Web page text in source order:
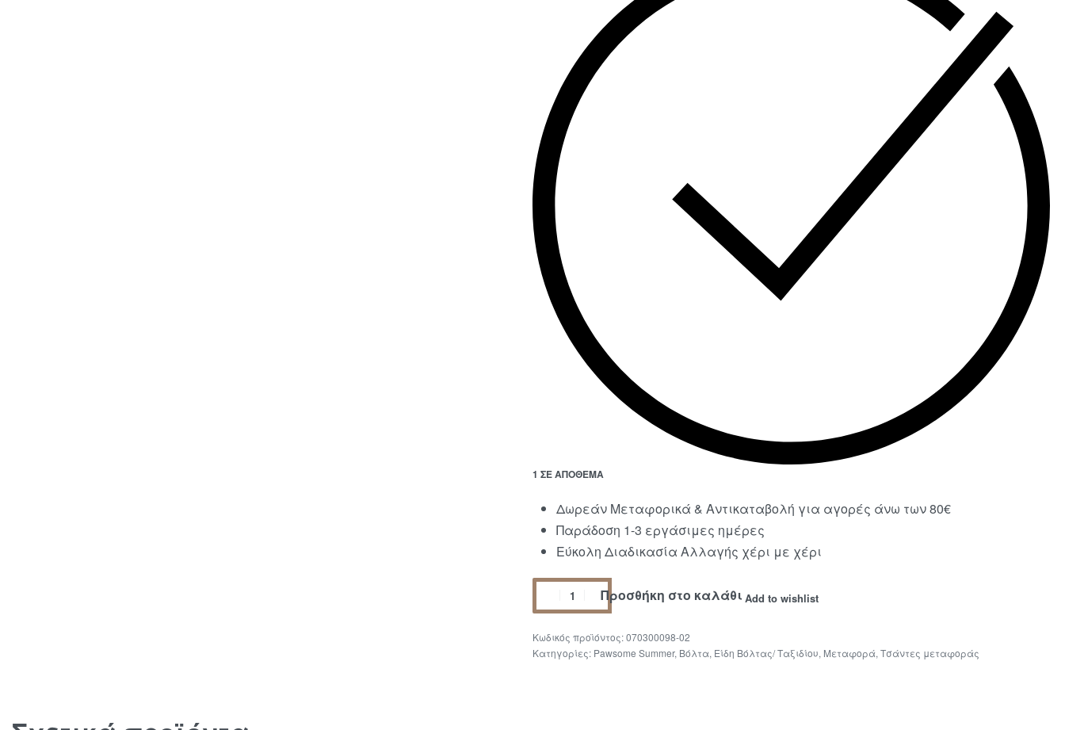
1 ΣΕ ΑΠΌΘΕΜΑ
Δωρεάν Μεταφορικά & Αντικαταβολή για αγορές άνω των 80€
Παράδοση 1-3 εργάσιμες ημέρες
Εύκολη Διαδικασία Αλλαγής χέρι με χέρι
Προσθήκη στο καλάθι Add to wishlist
070300098-02
Κατηγορίες: Pawsome Summer, Βόλτα, Είδη Βόλτας/ Ταξιδίου, Μεταφορά, Τσάντες μεταφοράς